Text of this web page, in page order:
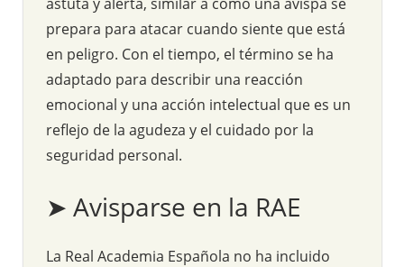
prepara para atacar cuando siente que está
en peligro. Con el tiempo, el término se ha
adaptado para describir una reacción
emocional y una acción intelectual que es un
reflejo de la agudeza y el cuidado por la
seguridad personal.
➤ Avisparse en la RAE
La Real Academia Española no ha incluido